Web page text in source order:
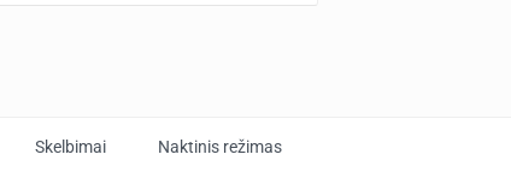
Skelbimai Naktinis režimas